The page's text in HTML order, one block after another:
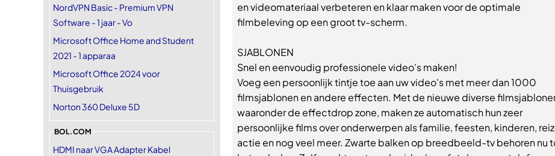
NordVPN Basic - Premium VPN
Software - 1 jaar - Vo
Microsoft Office Home and Student
2021 - 1 apparaa
Microsoft Office 2024 voor
Thuisgebruik
Norton 360 Deluxe 5D
BOL.COM
HDMI naar VGA Adapter Kabel
en videomateriaal verbeteren en klaar maken voor de optimale
filmbeleving op een groot tv-scherm.
SJABLONEN
Snel en eenvoudig professionele video's maken!
Voeg een persoonlijk tintje toe aan uw video's met meer dan 1000
filmsjablonen en andere effecten. Met de nieuwe diverse
waaronder de effectdrop zone, maken ze automatisch hun zeer
persoonlijke films over onderwerpen als familie, feesten, kinderen,
actie en nog veel meer. Zwarte balken op breedbeeld-tv behoren nu